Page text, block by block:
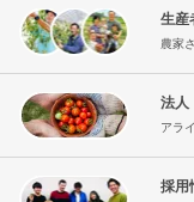
生産
農家
法人
アラ
採用